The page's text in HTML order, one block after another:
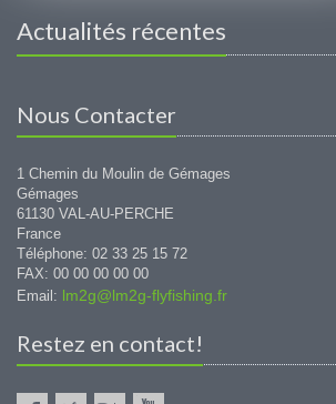
Actualités récentes
Nous Contacter
1 Chemin du Moulin de Gémages
Gémages
61130 VAL-AU-PERCHE
France
Téléphone: 02 33 25 15 72
FAX: 00 00 00 00 00
Email: lm2g@lm2g-flyfishing.fr
Restez en contact!